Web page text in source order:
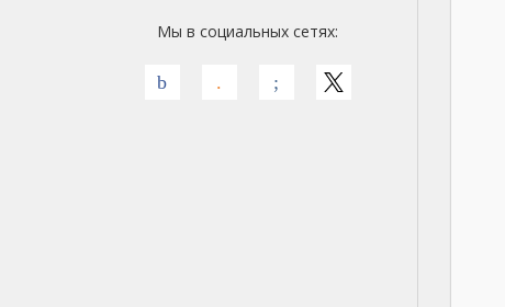
Мы в социальных сетях: